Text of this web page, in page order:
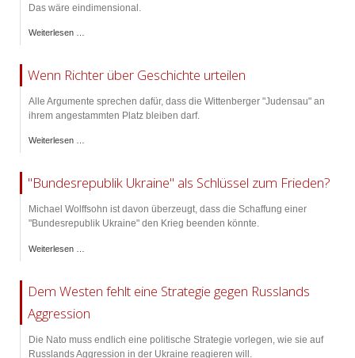
Das wäre eindimensional.
Weiterlesen …
Wenn Richter über Geschichte urteilen
Alle Argumente sprechen dafür, dass die Wittenberger "Judensau" an
ihrem angestammten Platz bleiben darf.
Weiterlesen …
"Bundesrepublik Ukraine" als Schlüssel zum Frieden?
Michael Wolffsohn ist davon überzeugt, dass die Schaffung einer
"Bundesrepublik Ukraine" den Krieg beenden könnte.
Weiterlesen …
Dem Westen fehlt eine Strategie gegen Russlands
Aggression
Die Nato muss endlich eine politische Strategie vorlegen, wie sie auf
Russlands Aggression in der Ukraine reagieren will.